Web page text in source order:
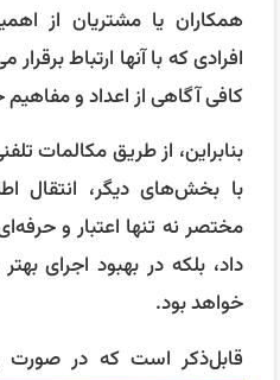
همکاران یا مشتریان از
افرادی که با آنها ارتباط
کافی آگاهی از اعداد و
بنابراین، از طریق مکالمات
با بخش‌های دیگر، انتقال
مختصر نه تنها اعتبار و
داد، بلکه در بهبود اجرای
خواهد بود.
قابل‌ذکر است که در صورت